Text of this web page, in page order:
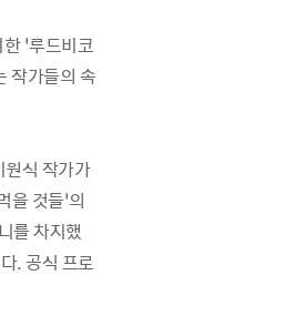
‘루드비코
작가들의 속
원식 작가가
을 것들’의
를 차지했
. 공식 프로